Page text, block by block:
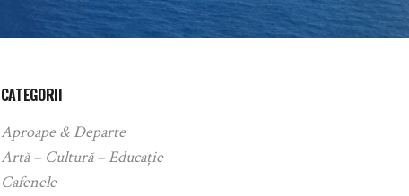
CATEGORII
Aproape & Departe
Artă – Cultură – Educație
Cafenele